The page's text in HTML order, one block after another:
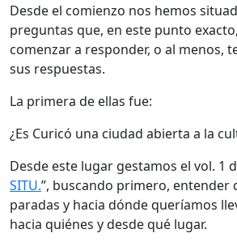
Desde el comienzo nos hemos
preguntas que, en este punto
comenzar a responder, o al menos,
sus respuestas.
La primera de ellas fue:
¿Es Curicó una ciudad abierta a la
Desde este lugar gestamos el vol. 1
SITU.”, buscando primero, entender
paradas y hacia dónde queríamos
hacia quiénes y desde qué lugar.